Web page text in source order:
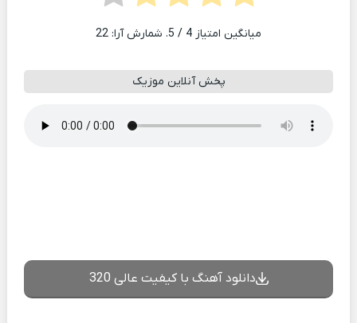
میانگین امتیاز 4 / 5. شمارش آرا: 22
پخش آنلاین موزیک
دانلود آهنگ با کیفیت عالی 320